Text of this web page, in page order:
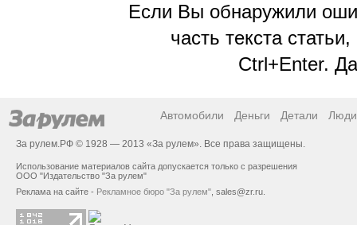
Если Вы обнаружили
часть текста
Ctrl+Enter.
Автомобили Деньги Детали Люди
За рулем.РФ © 1928 — 2013 «За рулем». Все права защищены.
Использование материалов сайта допускается только с разрешения
ООО "Издательство "За рулем"
Реклама на сайте - Рекламное бюро "За рулем" sales@zr.ru